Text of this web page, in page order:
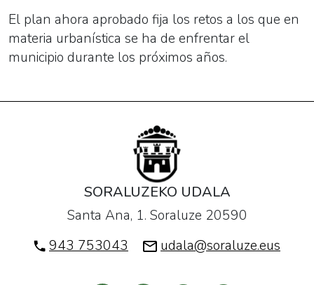
El plan ahora aprobado fija los retos a los que en
materia urbanística se ha de enfrentar el
municipio durante los próximos años.
SORALUZEKO UDALA
Santa Ana, 1. Soraluze 20590
943 753043
udala@soraluze.eus